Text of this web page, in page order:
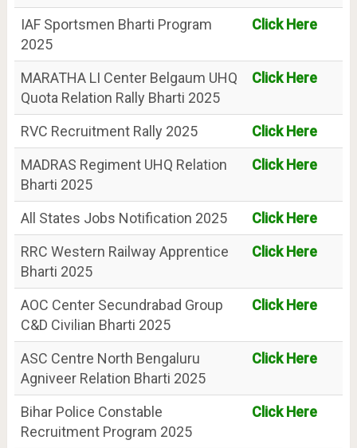
IAF Sportsmen Bharti Program
2025
Click Here
MARATHA LI Center Belgaum UHQ
Quota Relation Rally Bharti 2025
Click Here
RVC Recruitment Rally 2025
Click Here
MADRAS Regiment UHQ Relation
Bharti 2025
Click Here
All States Jobs Notification 2025
Click Here
RRC Western Railway Apprentice
Bharti 2025
Click Here
AOC Center Secundrabad Group
C&D Civilian Bharti 2025
Click Here
ASC Centre North Bengaluru
Agniveer Relation Bharti 2025
Click Here
Bihar Police Constable
Recruitment Program 2025
Click Here